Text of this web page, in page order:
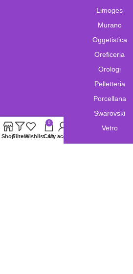
Limoges
Murano
Oggetistica
Oreficeria
Orologi
Pelletteria
Porcellana
Swarovski
Vetro
ShopFiltersWishlist
0
CartMy account